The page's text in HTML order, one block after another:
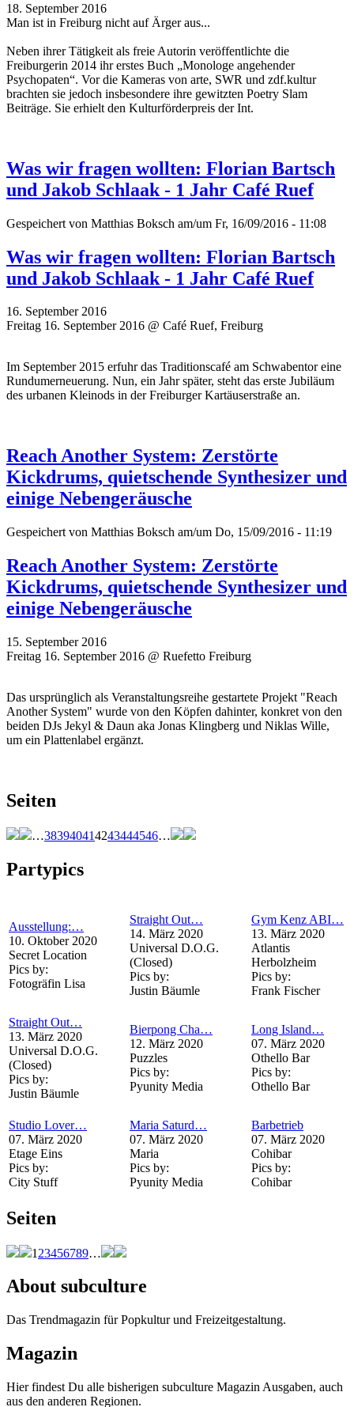
18. September 2016
Man ist in Freiburg nicht auf Ärger aus...
Neben ihrer Tätigkeit als freie Autorin veröffentlichte die
Freiburgerin 2014 ihr erstes Buch „Monologe angehender
Psychopaten“. Vor die Kameras von arte, SWR und zdf.kultur
brachten sie jedoch insbesondere ihre gewitzten Poetry Slam
Beiträge. Sie erhielt den Kulturförderpreis der Int.
Was wir fragen wollten: Florian Bartsch
und Jakob Schlaak - 1 Jahr Café Ruef
Gespeichert von Matthias Boksch am/um Fr, 16/09/2016 - 11:08
Was wir fragen wollten: Florian Bartsch
und Jakob Schlaak - 1 Jahr Café Ruef
16. September 2016
Freitag 16. September 2016 @ Café Ruef, Freiburg
Im September 2015 erfuhr das Traditionscafé am Schwabentor eine
Rundumerneuerung. Nun, ein Jahr später, steht das erste Jubiläum
des urbanen Kleinods in der Freiburger Kartäuserstraße an.
Reach Another System: Zerstörte
Kickdrums, quietschende Synthesizer und
einige Nebengeräusche
Gespeichert von Matthias Boksch am/um Do, 15/09/2016 - 11:19
Reach Another System: Zerstörte
Kickdrums, quietschende Synthesizer und
einige Nebengeräusche
15. September 2016
Freitag 16. September 2016 @ Ruefetto Freiburg
Das ursprünglich als Veranstaltungsreihe gestartete Projekt "Reach
Another System" wurde von den Köpfen dahinter, konkret von den
beiden DJs Jekyl & Daun aka Jonas Klingberg und Niklas Wille,
um ein Plattenlabel ergänzt.
Seiten
…383940414243444546…
Partypics
Ausstellung:…
10. Oktober 2020
Secret Location
Pics by:
Fotogräfin Lisa
Straight Out…
14. März 2020
Universal D.O.G.
(Closed)
Pics by:
Justin Bäumle
Gym Kenz ABI…
13. März 2020
Atlantis
Herbolzheim
Pics by:
Frank Fischer
Straight Out…
13. März 2020
Universal D.O.G.
(Closed)
Pics by:
Justin Bäumle
Bierpong Cha…
12. März 2020
Puzzles
Pics by:
Pyunity Media
Long Island…
07. März 2020
Othello Bar
Pics by:
Othello Bar
Studio Lover…
07. März 2020
Etage Eins
Pics by:
City Stuff
Maria Saturd…
07. März 2020
Maria
Pics by:
Pyunity Media
Barbetrieb
07. März 2020
Cohibar
Pics by:
Cohibar
Seiten
1 23456789…
About subculture
Das Trendmagazin für Popkultur und Freizeitgestaltung.
Magazin
Hier findest Du alle bisherigen subculture Magazin Ausgaben, auch
aus den anderen Regionen.